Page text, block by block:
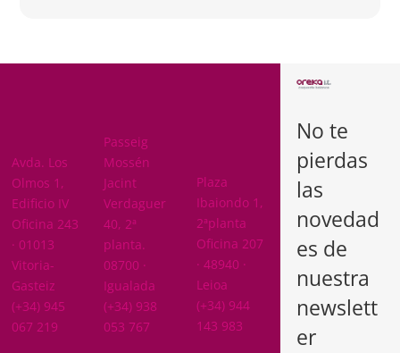
Avda. Los
Olmos 1,
Edificio IV
Oficina 243
· 01013
Vitoria-
Gasteiz
(+34) 945
067 219
Passeig
Mossén
Jacint
Verdaguer
40, 2ª
planta.
08700 ·
Igualada
(+34) 938
053 767
Plaza
Ibaiondo 1,
2ªplanta
Oficina 207
· 48940 ·
Leioa
(+34) 944
143 983
No te
pierdas
las
novedad
es de
nuestra
newslett
er